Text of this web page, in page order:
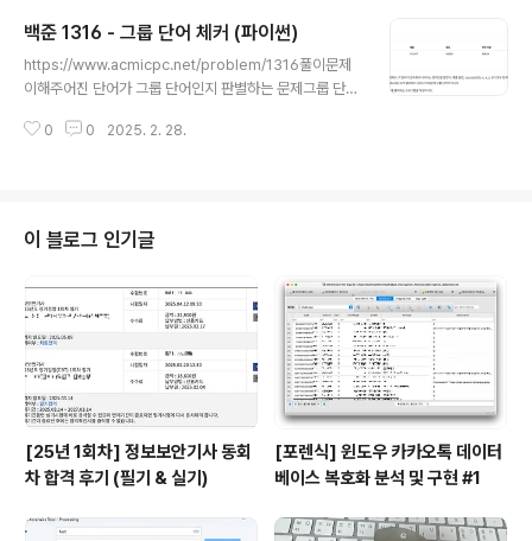
nge(N + 1)]for _ in range(N - 1) : u, v = map(int, in
put().split()) adj[u - 1].append(v - 1) adj[v - 1].ap
pend(u - 1)단절점을 판별한다.for _ in range(Q) : t, k
백준 1316 - 그룹 단어 체커 (파이썬)
https://www.acmicpc.net/problem/1316풀이문제
이해주어진 단어가 그룹 단어인지 판별하는 문제그룹 단어
예시) aabb → O예시) ababa → X (b가 다시 등장)알고
용해서 이전 문자를 저장하여 비교각 문자 w를 순회하며,
prev가 w가 다르면 이미 나온 문자면 그룹 단어가 아님아
니라면, check 배열에 방문을 표시하고, prev 값을 현재
문자로 업데이트 진행한다.중간에 break 없이 끝까지 검
사되면 그룹 단어이다.시간 복잡도 분석각 단어를..
0 0 2025. 2. 28.
이 블로그 인기글
[25년 1회차] 정보보안기사 동회
차 합격 후기 (필기 & 실기)
[포렌식] 윈도우 카카오톡 데이터
베이스 복호화 분석 및 구현 #1